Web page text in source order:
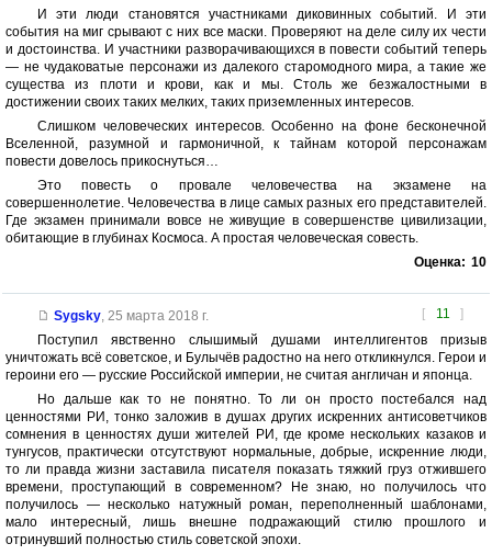
И эти люди становятся участниками диковинных событий. И эти
события на миг срывают с них все маски. Проверяют на деле силу их чести
и достоинства. И участники разворачивающихся в повести событий теперь
— не чудаковатые персонажи из далекого старомодного мира, а такие же
существа из плоти и крови, как и мы. Столь же безжалостными в
достижении своих таких мелких, таких приземленных интересов.
Слишком человеческих интересов. Особенно на фоне бесконечной
Вселенной, разумной и гармоничной, к тайнам которой персонажам
повести довелось прикоснуться…
Это повесть о провале человечества на экзамене на
совершеннолетие. Человечества в лице самых разных его представителей.
Где экзамен принимали вовсе не живущие в совершенстве цивилизации,
обитающие в глубинах Космоса. А простая человеческая совесть.
Оценка: 10
[ 11 ]
Sygsky, 25 марта 2018 г.
Поступил явственно слышимый душами интеллигентов призыв
уничтожать всё советское, и Булычёв радостно на него откликнулся. Герои и
героини его — русские Российской империи, не считая англичан и японца.
Но дальше как то не понятно. То ли он просто постебался над
ценностями РИ, тонко заложив в душах других искренних антисоветчиков
сомнения в ценностях души жителей РИ, где кроме нескольких казаков и
тунгусов, практически отсутствуют нормальные, добрые, искренние люди,
то ли правда жизни заставила писателя показать тяжкий груз отжившего
времени, проступающий в современном? Не знаю, но получилось что
получилось — несколько натужный роман, переполненный шаблонами,
мало интересный, лишь внешне подражающий стилю прошлого и
отринувший полностью стиль советской эпохи.